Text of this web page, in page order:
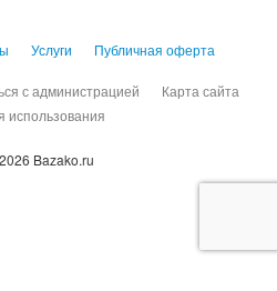
Услуги Публичная оферта
с администрацией
Карта сайта
использования
Bazako.ru